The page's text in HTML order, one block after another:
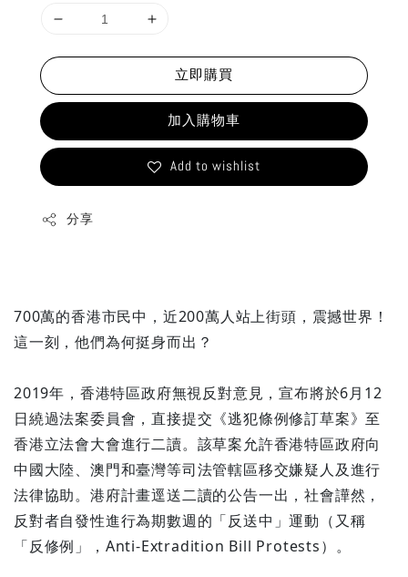
立即購買
加入購物車
Add to wishlist
分享
700萬的香港市民中，近200萬人站上街頭，震撼世界！
這一刻，他們為何挺身而出？
2019年，香港特區政府無視反對意見，宣布將於6月12
日繞過法案委員會，直接提交《逃犯條例修訂草案》至
香港立法會大會進行二讀。該草案允許香港特區政府向
中國大陸、澳門和臺灣等司法管轄區移交嫌疑人及進行
法律協助。港府計畫逕送二讀的公告一出，社會譁然，
反對者自發性進行為期數週的「反送中」運動（又稱
「反修例」，Anti-Extradition Bill Protests）。